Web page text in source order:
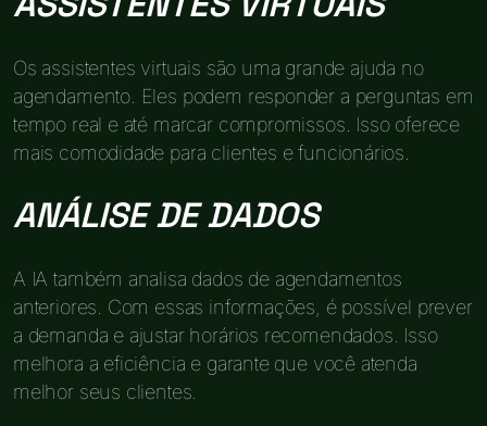
Os assistentes virtuais são uma grande ajuda no
agendamento. Eles podem responder a perguntas em
tempo real e até marcar compromissos. Isso oferece
mais comodidade para clientes e funcionários.
ANÁLISE DE DADOS
A IA também analisa dados de agendamentos
anteriores. Com essas informações, é possível prever
a demanda e ajustar horários recomendados. Isso
melhora a eficiência e garante que você atenda
melhor seus clientes.